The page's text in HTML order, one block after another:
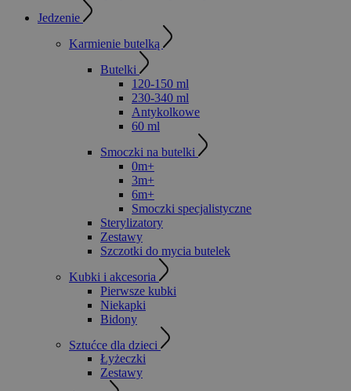
Jedzenie
Karmienie butelką
Butelki
120-150 ml
230-340 ml
Antykolkowe
60 ml
Smoczki na butelki
0m+
3m+
6m+
Smoczki specjalistyczne
Sterylizatory
Zestawy
Szczotki do mycia butelek
Kubki i akcesoria
Pierwsze kubki
Niekapki
Bidony
Sztućce dla dzieci
Łyżeczki
Zestawy